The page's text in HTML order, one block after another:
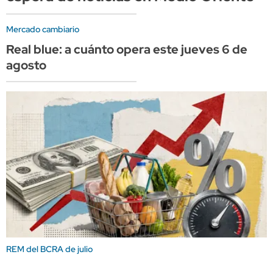
Mercado cambiario
Real blue: a cuánto opera este jueves 6 de
agosto
REM del BCRA de julio